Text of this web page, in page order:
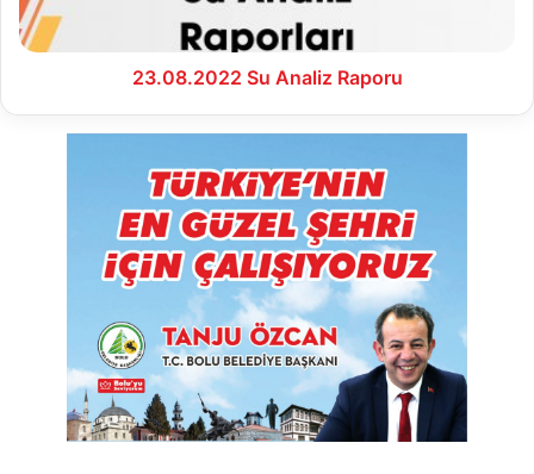
23.08.2022 Su Analiz Raporu